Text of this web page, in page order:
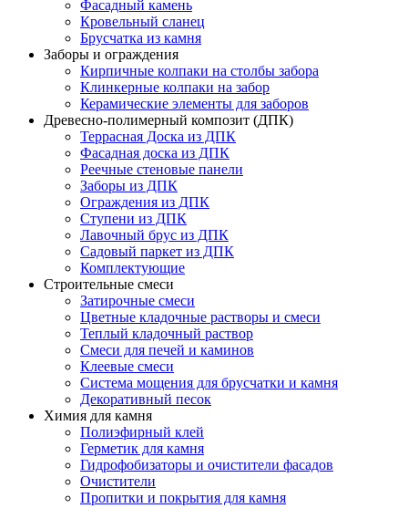
Фасадный камень
Кровельный сланец
Брусчатка из камня
Заборы и ограждения
Кирпичные колпаки на столбы забора
Клинкерные колпаки на забор
Керамические элементы для заборов
Древесно-полимерный композит (ДПК)
Террасная Доска из ДПК
Фасадная доска из ДПК
Реечные стеновые панели
Заборы из ДПК
Ограждения из ДПК
Ступени из ДПК
Лавочный брус из ДПК
Садовый паркет из ДПК
Комплектующие
Строительные смеси
Затирочные смеси
Цветные кладочные растворы и смеси
Теплый кладочный раствор
Смеси для печей и каминов
Клеевые смеси
Система мощения для брусчатки и камня
Декоративный песок
Химия для камня
Полиэфирный клей
Герметик для камня
Гидрофобизаторы и очистители фасадов
Очистители
Пропитки и покрытия для камня